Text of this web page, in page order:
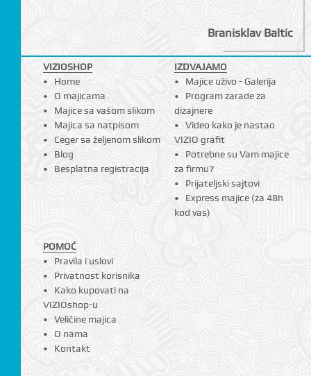
Branisklav Baltic
VIZIOSHOP
Home
O majicama
Majice sa vašom slikom
Majica sa natpisom
Ceger sa željenom slikom
Blog
Besplatna registracija
IZDVAJAMO
Majice uživo - Galerija
Program zarade za
dizajnere
Video kako je nastao
VIZIO grafit
Potrebne su Vam majice
za firmu?
Prijateljski sajtovi
Express majice (za 48h
kod vas)
POMOĆ
Pravila i uslovi
Privatnost korisnika
Kako kupovati na
VIZIOshop-u
Veličine majica
O nama
Kontakt